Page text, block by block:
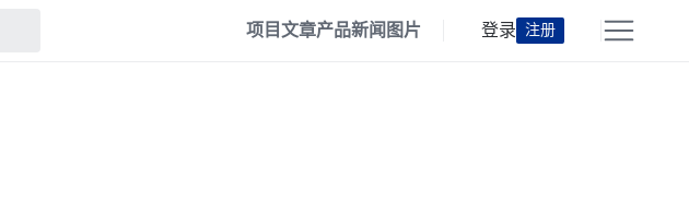
项目文章产品新闻 图片 登录 注册